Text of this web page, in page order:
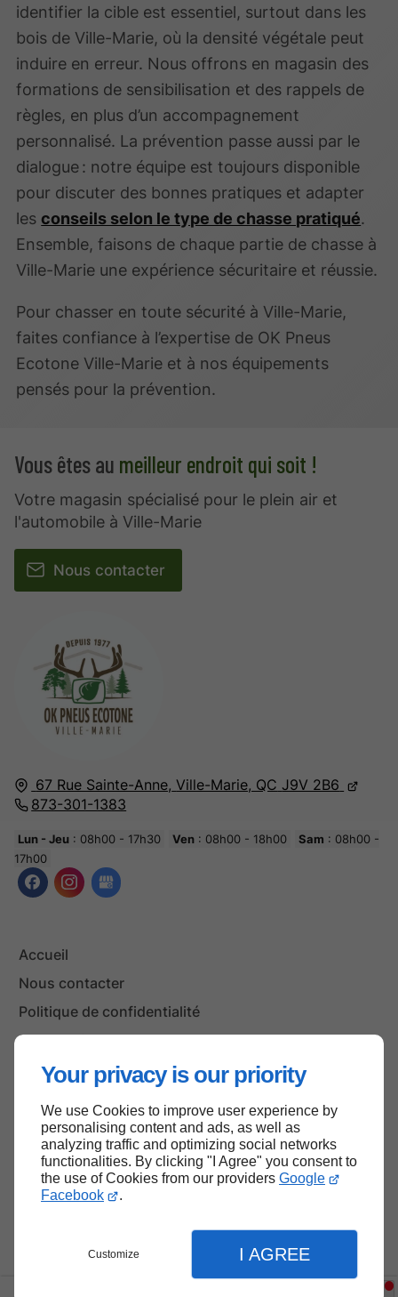
Your privacy is our priority
We use Cookies to improve user experience by
personalising content and ads, as well as
analyzing traffic and optimizing social networks
functionalities. By clicking "I Agree" you consent to
the use of Cookies from our providers Google
Facebook
.
Customize I AGREE
identifier la cible est essentiel, surtout dans les
bois de Ville-Marie, où la densité végétale peut
induire en erreur. Nous offrons en magasin des
formations de sensibilisation et des rappels de
règles, en plus d’un accompagnement
personnalisé. La prévention passe aussi par le
dialogue : notre équipe est toujours disponible
pour discuter des bonnes pratiques et adapter
les conseils selon le type de chasse pratiqué.
Ensemble, faisons de chaque partie de chasse à
Ville-Marie une expérience sécuritaire et réussie.
Pour chasser en toute sécurité à Ville-Marie,
faites confiance à l’expertise de OK Pneus
Ecotone Ville-Marie et à nos équipements
pensés pour la prévention.
67 Rue Sainte-Anne, Ville-Marie, QC J9V 2B6
873-301-1383
Lun - Jeu : 08h00 - 17h30 Ven : 08h00 - 18h00 Sam : 08h00 -
17h00
Accueil
Nous contacter
Politique de confidentialité
Plan du site
Vous êtes au meilleur endroit qui soit !
Votre magasin spécialisé pour le plein air et
l'automobile à Ville-Marie
Nous contacter
Haut de page